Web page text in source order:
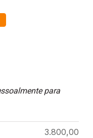
para
3.800,00